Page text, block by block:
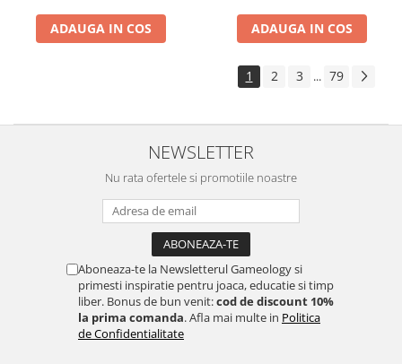
ADAUGA IN COS ADAUGA IN COS
1 2 3 ... 79
NEWSLETTER
Nu rata ofertele si promotiile noastre
Aboneaza-te la Newsletterul Gameology si
primesti inspiratie pentru joaca, educatie si timp
liber. Bonus de bun venit:cod de discount 10%
la prima comanda. Afla mai multe in Politica
de Confidentialitate